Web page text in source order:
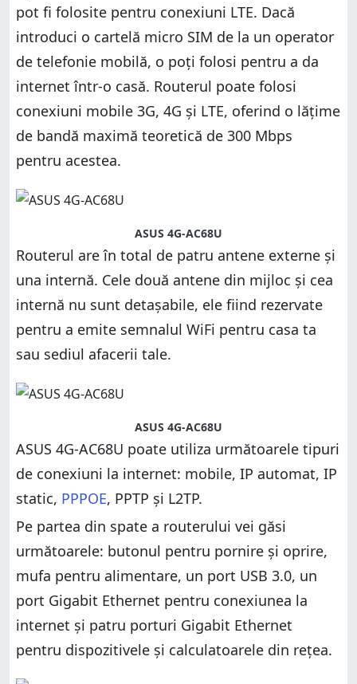
pot fi folosite pentru conexiuni LTE. Dacă
introduci o cartelă micro SIM de la un operator
de telefonie mobilă, o poți folosi pentru a da
internet într-o casă. Routerul poate folosi
conexiuni mobile 3G, 4G și LTE, oferind o lățime
de bandă maximă teoretică de 300 Mbps
pentru acestea.
ASUS 4G-AC68U
Routerul are în total de patru antene externe și
una internă. Cele două antene din mijloc și cea
internă nu sunt detașabile, ele fiind rezervate
pentru a emite semnalul WiFi pentru casa ta
sau sediul afacerii tale.
ASUS 4G-AC68U
ASUS 4G-AC68U poate utiliza următoarele tipuri
de conexiuni la internet: mobile, IP automat, IP
static, PPPOE, PPTP și L2TP.
Pe partea din spate a routerului vei găsi
următoarele: butonul pentru pornire și oprire,
mufa pentru alimentare, un port USB 3.0, un
port Gigabit Ethernet pentru conexiunea la
internet și patru porturi Gigabit Ethernet
pentru dispozitivele și calculatoarele din rețea.